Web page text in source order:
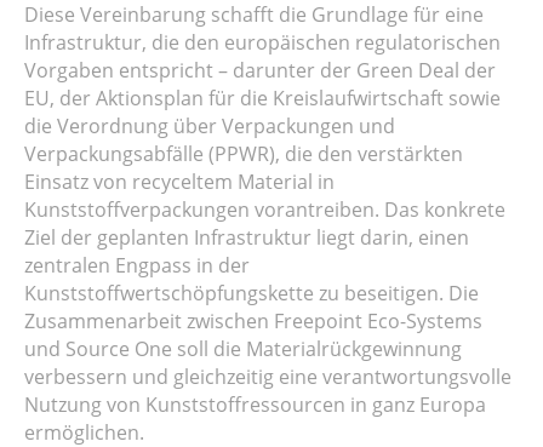
Diese Vereinbarung schafft die Grundlage für eine
Infrastruktur, die den europäischen regulatorischen
Vorgaben entspricht – darunter der Green Deal der
EU, der Aktionsplan für die Kreislaufwirtschaft sowie
die Verordnung über Verpackungen und
Verpackungsabfälle (PPWR), die den verstärkten
Einsatz von recyceltem Material in
Kunststoffverpackungen vorantreiben. Das konkrete
Ziel der geplanten Infrastruktur liegt darin, einen
zentralen Engpass in der
Kunststoffwertschöpfungskette zu beseitigen. Die
Zusammenarbeit zwischen Freepoint Eco-Systems
und Source One soll die Materialrückgewinnung
verbessern und gleichzeitig eine verantwortungsvolle
Nutzung von Kunststoffressourcen in ganz Europa
ermöglichen.